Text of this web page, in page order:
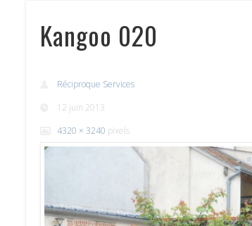
Kangoo 020
Réciproque Services
12 juin 2013
4320 × 3240 pixels